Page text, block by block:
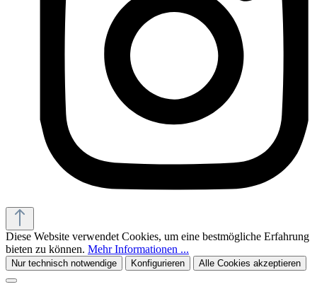
Diese Website verwendet Cookies, um eine bestmögliche Erfahrung
bieten zu können. Mehr Informationen ...
Nur technisch notwendige Konfigurieren Alle Cookies akzeptieren